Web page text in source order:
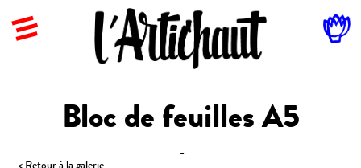
Bloc de feuilles A5
-